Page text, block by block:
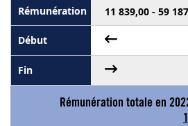
11 839,00 - 59
Rémunération totale en